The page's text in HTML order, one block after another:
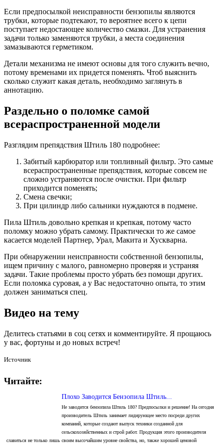
Если предпосылкой неисправности бензопилы являются
трубки, которые подтекают, то вероятнее всего к цепи
поступает недостающее количество смазки. Для устранения
задачи только заменяются трубки, а места соединения
замазываются герметиком.
Детали механизма не имеют основы для того служить вечно,
потому временами их придется поменять. Чтоб выяснить
сколько служит какая деталь, необходимо заглянуть в
аннотацию.
Раздельно о поломке самой
всераспространенной модели
Разглядим препядствия Штиль 180 подробнее:
Забитый карбюратор или топливный фильтр. Это самые
всераспространенные препядствия, которые совсем не
сложно устраняются после очистки. При фильтр
приходится поменять;
Смена свечки;
При цилиндр либо сальники нуждаются в подмене.
Пила Штиль довольно крепкая и крепкая, потому часто
поломку можно убрать самому. Практически то же самое
касается моделей Партнер, Урал, Макита и Хускварна.
При обнаружении неисправности собственной бензопилы,
ищем причину с малого, равномерно проверяя и устраняя
задачи. Такие проблемы просто убрать без помощи других.
Если поломка суровая, а у Вас недостаточно опыта, то этим
должен заниматься спец.
Видео на тему
Делитесь статьями в соц сетях и комментируйте. Я прощаюсь
у вас, фортуны и до новых встреч!
Источник
Читайте:
Плохо Заводится Бензопила Штиль...
Не заводится бензопила Штиль 180? Предпосылки и решение! На сегодня
производитель Штиль занимает лидирующее место посреди других
компаний, которые создают выпуск техники созданной для
сельскохозяйственных и строй работ. Продукция этого производителя
славиться не только лишь своим высочайшим уровне свойства, но, также хорошей ценовой